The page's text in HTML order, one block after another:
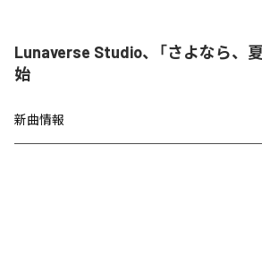
Lunaverse Studio、「さよなら、
始
新曲情報